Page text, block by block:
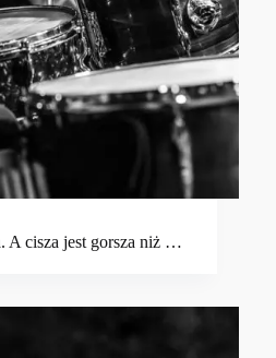
A cisza jest gorsza niż …